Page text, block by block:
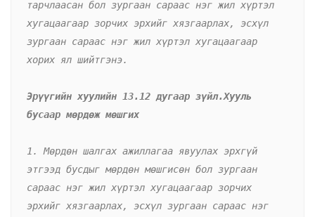
тарчлаасан бол зургаан сараас нэг жил хүртэл
хугацаагаар зорчих эрхийг хязгаарлах, эсхүл
зургаан сараас нэг жил хүртэл хугацаагаар
хорих ял шийтгэнэ.
Эрүүгийн хуулийн 13.12 дугаар зүйл.Хууль
бусаар мөрдөж мөшгих
1. Мөрдөн шалгах ажиллагаа явуулах эрхгүй
этгээд бусдыг мөрдөн мөшгисөн бол зургаан
сараас нэг жил хүртэл хугацаагаар зорчих
эрхийг хязгаарлах, эсхүл зургаан сараас нэг